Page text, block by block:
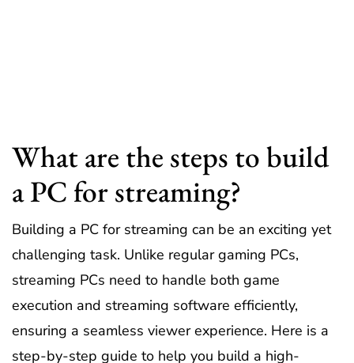
What are the steps to build
a PC for streaming?
Building a PC for streaming can be an exciting yet
challenging task. Unlike regular gaming PCs,
streaming PCs need to handle both game
execution and streaming software efficiently,
ensuring a seamless viewer experience. Here is a
step-by-step guide to help you build a high-